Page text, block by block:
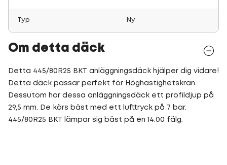
Typ Ny
Om detta däck
Detta 445/80R25 BKT anläggningsdäck hjälper dig vidare!
Detta däck passar perfekt för Höghastighetskran.
Dessutom har dessa anläggningsdäck ett profildjup på
29,5 mm. De körs bäst med ett lufttryck på 7 bar.
445/80R25 BKT lämpar sig bäst på en 14.00 fälg.